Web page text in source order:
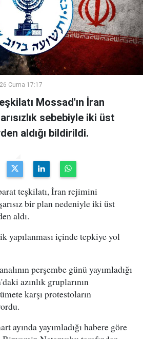
Cuma 17:17
Mossad'ın İran
sebebiyle iki üst
aldığı bildirildi.
teşkilatı, İran rejimini
bir plan nedeniyle iki üst
aldı.
yapılanması içinde tepkiye yol
perşembe günü yayımladığı
azınlık gruplarının
karşı protestoların
ayında yayımladığı habere göre